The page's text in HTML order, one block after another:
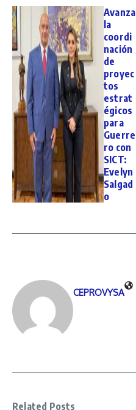
Avanza
la
coordi
nación
de
proyec
tos
estrat
égicos
para
Guerre
ro con
SICT:
Evelyn
Salgad
o
CEPROVYSA
Related Posts